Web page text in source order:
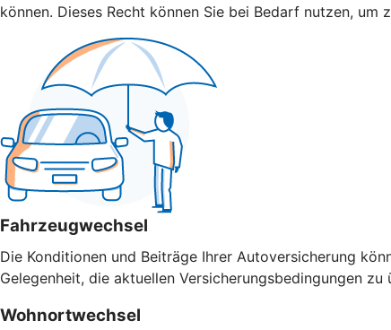
können. Dieses Recht können Sie bei Bedarf nutzen, um
Fahrzeugwechsel
Die Konditionen und Beiträge Ihrer Autoversicherung
Gelegenheit, die aktuellen Versicherungsbedingungen
Wohnortwechsel